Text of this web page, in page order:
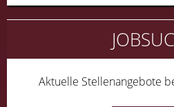
Aktuelle Stellenangebote